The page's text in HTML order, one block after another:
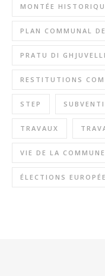
MONTÉE
PLAN COMMUNAL
PRATU DI
RESTITUTIONS
STEP
TRAVAUX
VIE DE LA COMMUNE
ÉLECTIONS